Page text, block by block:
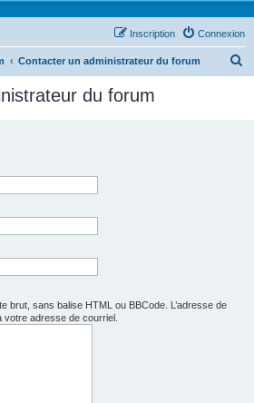
Connexion
Inscription
Contacter un administrateur du forum
du forum
brut, sans balise HTML ou BBCode. L’adresse de
adresse de courriel.